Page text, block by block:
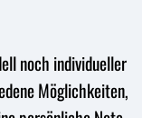
noch individueller
Möglichkeiten,